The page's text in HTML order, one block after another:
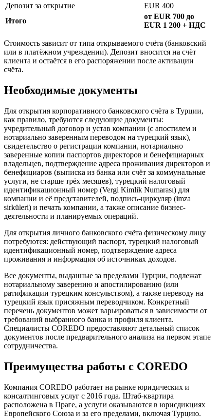
Депозит за открытие
EUR 400
Итого
от EUR 700 до
EUR 1 200 + НДС
Стоимость зависит от типа открываемого счёта (банковский
или в платёжном учреждении). Депозит вносится на счёт
клиента и остаётся в его распоряжении после активации
счёта.
Необходимые документы
Для открытия корпоративного банковского счёта в Турции,
как правило, требуются следующие документы:
учредительный договор и устав компании (с апостилем и
нотариально заверенным переводом на турецкий язык),
свидетельство о регистрации компании, нотариально
заверенные копии паспортов директоров и бенефициарных
владельцев, подтверждение адреса проживания директоров и
бенефициаров (выписка из банка или счёт за коммунальные
услуги, не старше трёх месяцев), турецкий налоговый
идентификационный номер (Vergi Kimlik Numarası) для
компании и её представителей, подпись-циркуляр (imza
sirküleri) и печать компании, а также описание бизнес-
деятельности и планируемых операций.
Для открытия личного банковского счёта физическому лицу
потребуются: действующий паспорт, турецкий налоговый
идентификационный номер, подтверждение адреса
проживания и информация об источниках доходов.
Все документы, выданные за пределами Турции, подлежат
нотариальному заверению и апостилированию (или
ратификации турецким консульством), а также переводу на
турецкий язык присяжным переводчиком. Конкретный
перечень документов может варьироваться в зависимости от
требований выбранного банка и профиля клиента.
Специалисты COREDO предоставляют детальный список
документов после предварительного анализа на первом этапе
сотрудничества.
Преимущества работы с COREDO
Компания COREDO работает на рынке юридических и
консалтинговых услуг с 2016 года. Штаб-квартира
расположена в Праге, а услуги оказываются в юрисдикциях
Европейского Союза и за его пределами, включая Турцию.